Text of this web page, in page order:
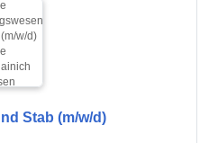
Stab (m/w/d)